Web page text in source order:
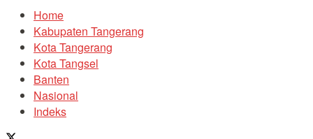
Home
Kabupaten Tangerang
Kota Tangerang
Kota Tangsel
Banten
Nasional
Indeks